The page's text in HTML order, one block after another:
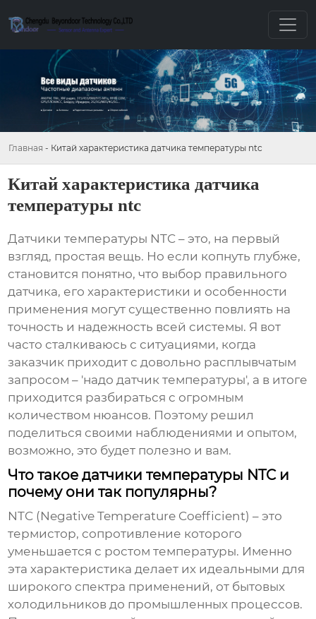
Главная - Китай характеристика датчика температуры ntc
Китай характеристика датчика
температуры ntc
Датчики температуры NTC – это, на первый
взгляд, простая вещь. Но если копнуть глубже,
становится понятно, что выбор правильного
датчика, его характеристики и особенности
применения могут существенно повлиять на
точность и надежность всей системы. Я вот
часто сталкиваюсь с ситуациями, когда
заказчик приходит с довольно расплывчатым
запросом – 'надо датчик температуры', а в итоге
приходится разбираться с огромным
количеством нюансов. Поэтому решил
поделиться своими наблюдениями и опытом,
возможно, это будет полезно и вам.
Что такое датчики температуры NTC и
почему они так популярны?
NTC (Negative Temperature Coefficient) – это
термистор, сопротивление которого
уменьшается с ростом температуры. Именно
эта характеристика делает их идеальными для
широкого спектра применений, от бытовых
холодильников до промышленных процессов.